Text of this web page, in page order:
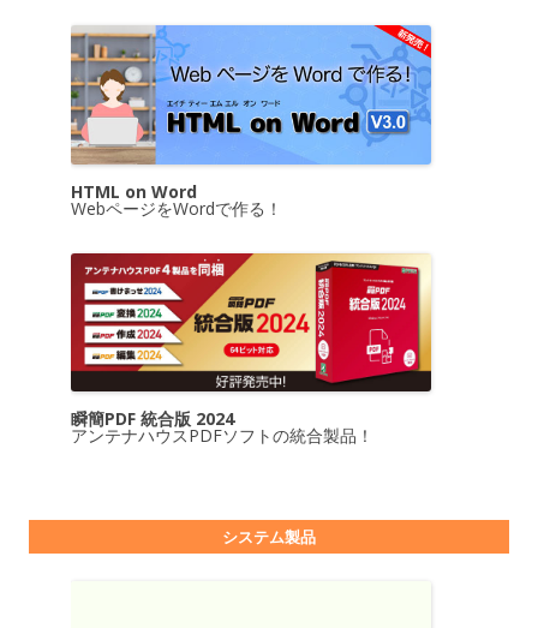
HTML on Word
WebページをWordで作る！
瞬簡PDF 統合版 2024
アンテナハウスPDFソフトの統合製品！
システム製品